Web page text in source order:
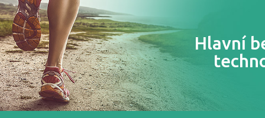
Hlavní